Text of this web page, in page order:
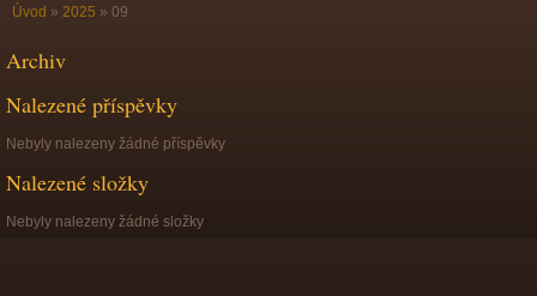
Úvod » 2025 » 09
Archiv
Nalezené příspěvky
Nebyly nalezeny žádné příspěvky
Nalezené složky
Nebyly nalezeny žádné složky